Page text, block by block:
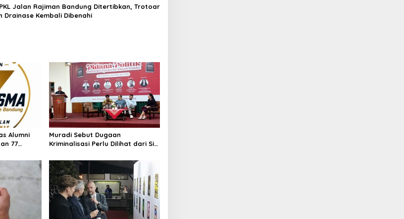
Jalan Rajiman Bandung Ditertibkan, Trotoar
Drainase Kembali Dibenahi
Alumni
77
Muradi Sebut Dugaan
Kriminalisasi Perlu Dilihat dari Sisi